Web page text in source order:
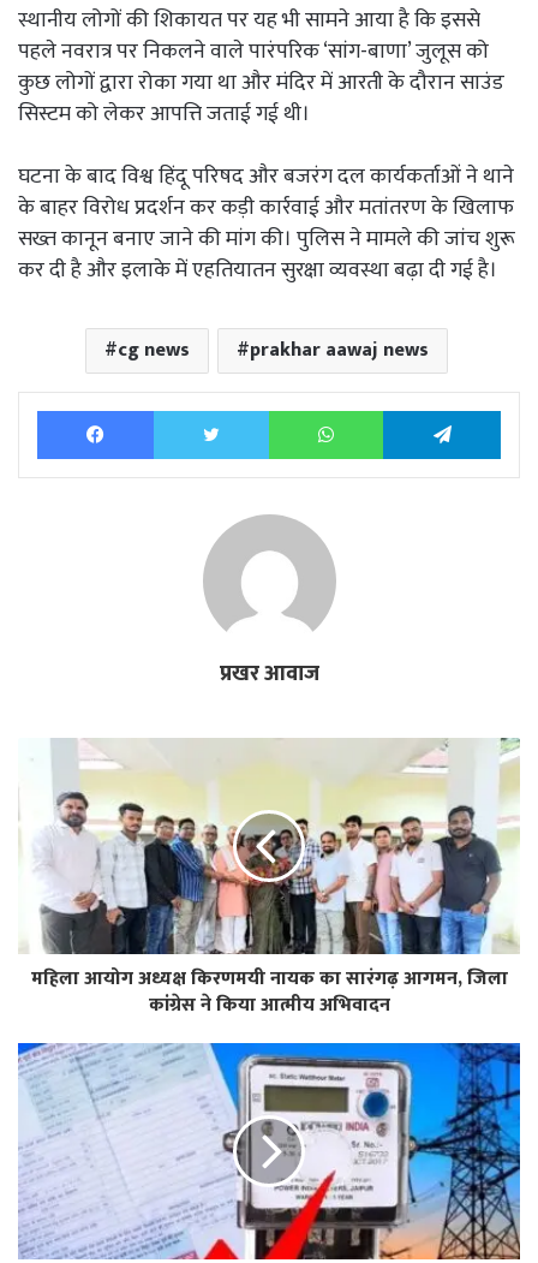
स्थानीय लोगों की शिकायत पर यह भी सामने आया है कि इससे
पहले नवरात्र पर निकलने वाले पारंपरिक ‘सांग-बाणा’ जुलूस को
कुछ लोगों द्वारा रोका गया था और मंदिर में आरती के दौरान साउंड
सिस्टम को लेकर आपत्ति जताई गई थी।
घटना के बाद विश्व हिंदू परिषद और बजरंग दल कार्यकर्ताओं ने थाने
के बाहर विरोध प्रदर्शन कर कड़ी कार्रवाई और मतांतरण के खिलाफ
सख्त कानून बनाए जाने की मांग की। पुलिस ने मामले की जांच शुरू
कर दी है और इलाके में एहतियातन सुरक्षा व्यवस्था बढ़ा दी गई है।
cg news prakhar aawaj news
Facebook Twitter WhatsApp
प्रखर आवाज
महिला आयोग अध्यक्ष किरणमयी नायक का सारंगढ़ आगमन, जिला
कांग्रेस ने किया आत्मीय अभिवादन